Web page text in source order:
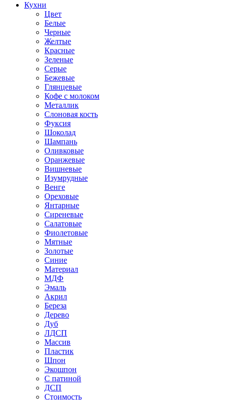
Кухни
Цвет
Белые
Черные
Желтые
Красные
Зеленые
Серые
Бежевые
Глянцевые
Кофе с молоком
Металлик
Слоновая кость
Фуксия
Шоколад
Шампань
Оливковые
Оранжевые
Вишневые
Изумрудные
Венге
Ореховые
Янтарные
Сиреневые
Салатовые
Фиолетовые
Мятные
Золотые
Синие
Материал
МДФ
Эмаль
Акрил
Береза
Дерево
Дуб
ЛДСП
Массив
Пластик
Шпон
Экошпон
С патиной
ДСП
Стоимость